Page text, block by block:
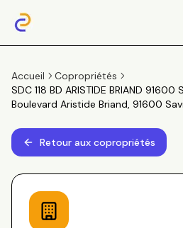
Accueil
Copropriétés
SDC 118 BD ARISTIDE BRIAND 91600
Boulevard Aristide Briand, 91600
Retour aux copropriétés